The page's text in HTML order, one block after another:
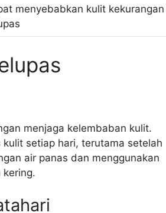
menyebabkan kulit kekurangan
menjaga kelembaban kulit.
setiap hari, terutama setelah
air panas dan menggunakan
kering.